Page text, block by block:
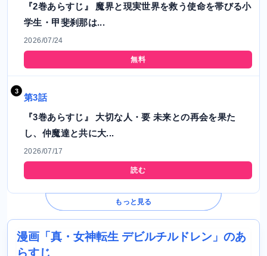
『2巻あらすじ』 魔界と現実世界を救う使命を帯びる小
学生・甲斐刹那は...
2026/07/24
無料
第3話
『3巻あらすじ』 大切な人・要 未来との再会を果た
し、仲魔達と共に大...
2026/07/17
読む
もっと見る
漫画「真・女神転生 デビルチルドレン」のあ
らすじ